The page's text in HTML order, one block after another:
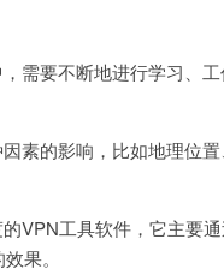
要不断地进行学习、
的影响，比如地理位
工具软件，它主要通
果。